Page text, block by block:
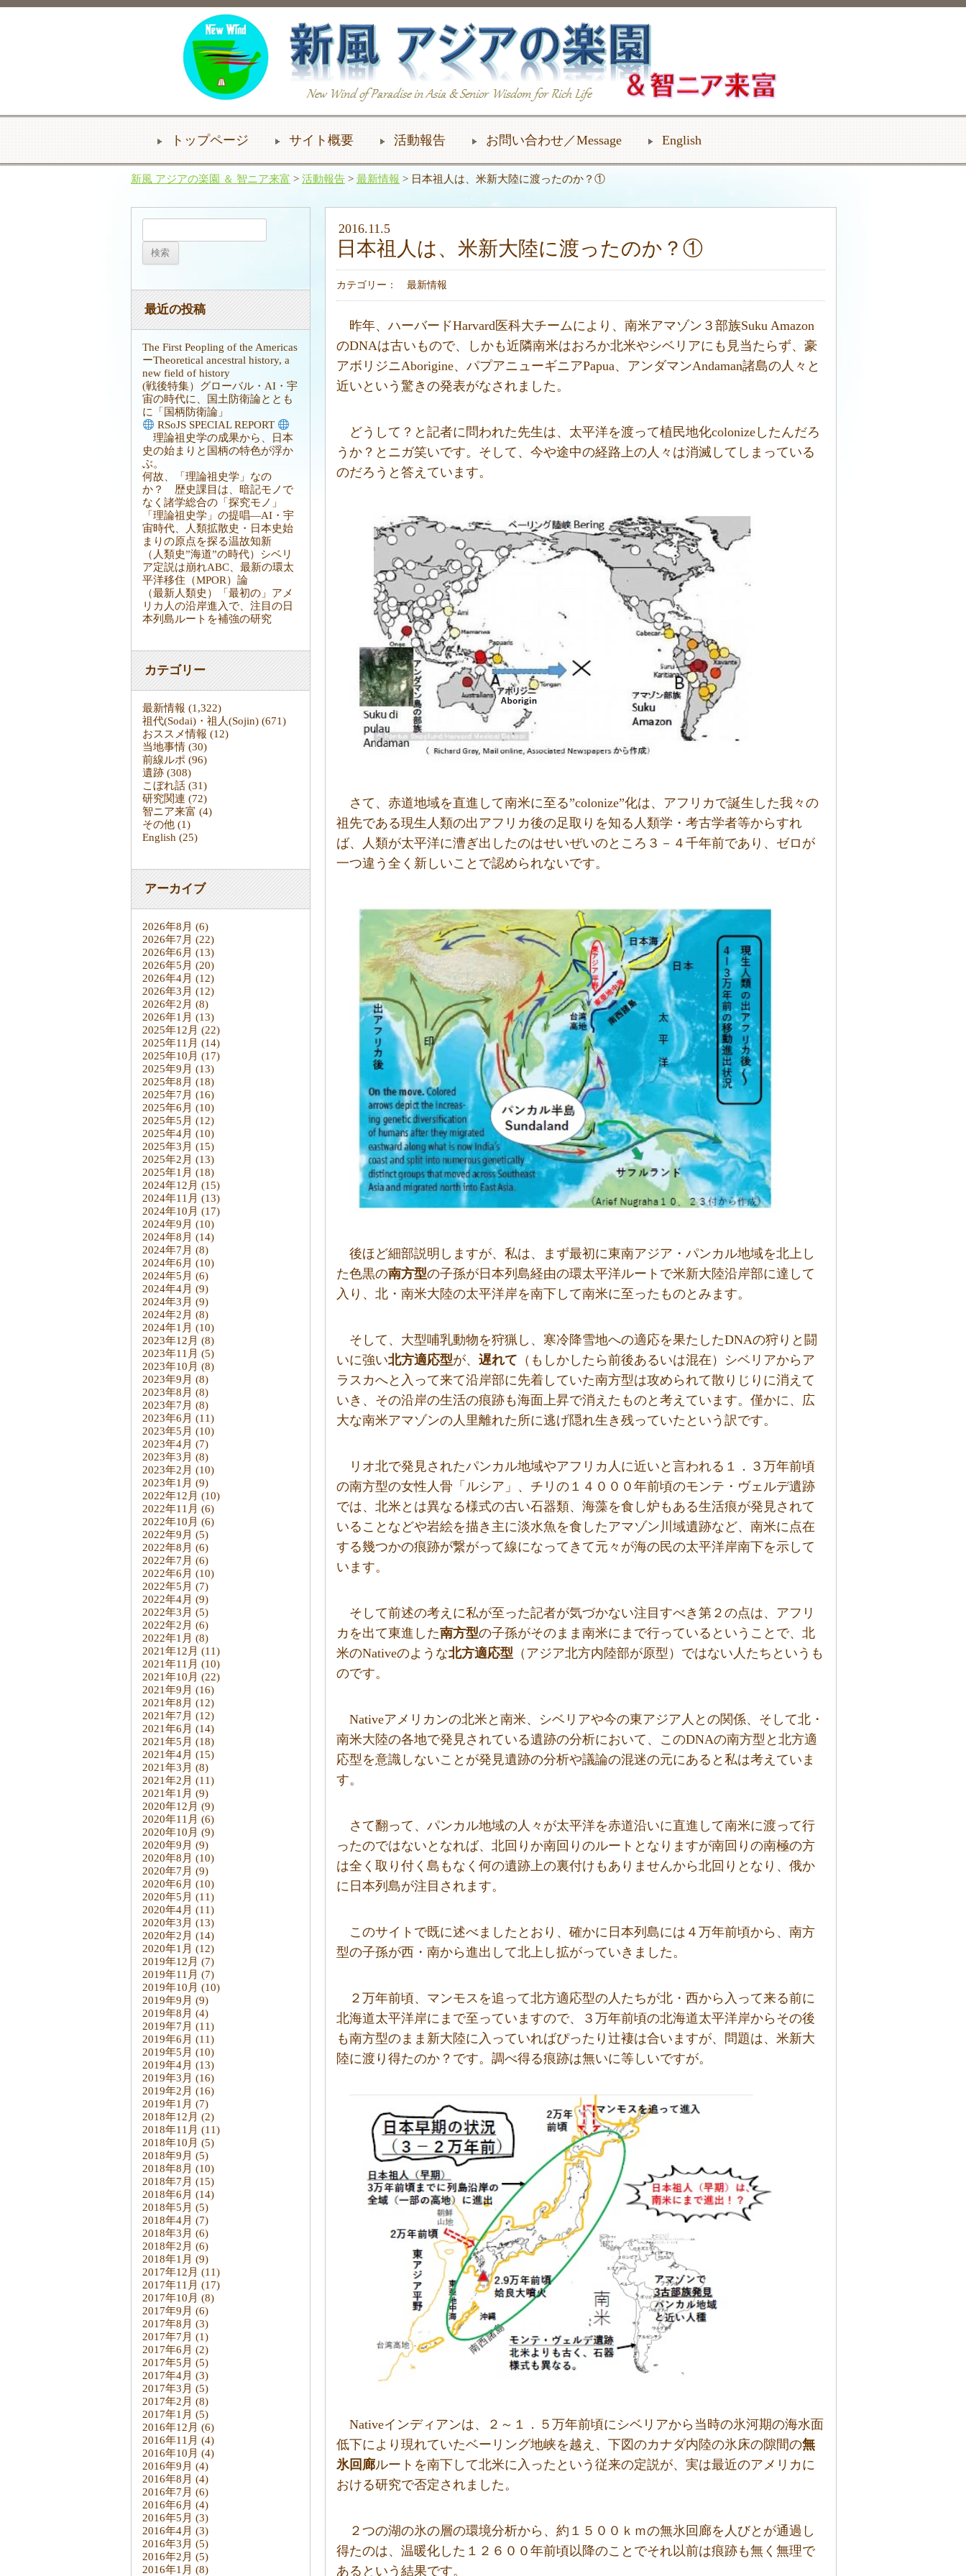
トップページ サイト概要 活動報告 お問い合わせ／Message English
新風 アジアの楽園 ＆ 智ニア来富 > 活動報告 > 最新情報 > 日本祖人は、米新大陸に渡ったのか？①
最近の投稿
The First Peopling of the Americas
ーTheoretical ancestral history, a
new field of history
(戦後特集）グローバル・AI・宇
宙の時代に、国土防衛論ととも
に「国柄防衛論」
RSoJS SPECIAL REPORT
理論祖史学の成果から、日本
史の始まりと国柄の特色が浮か
ぶ。
何故、「理論祖史学」なの
か？ 歴史課目は、暗記モノで
なく諸学総合の「探究モノ」
「理論祖史学」の提唱―AI・宇
宙時代、人類拡散史・日本史始
まりの原点を探る温故知新
（人類史”海道”の時代）シベリ
ア定説は崩れABC、最新の環太
平洋移住（MPOR）論
（最新人類史）「最初の」アメ
リカ人の沿岸進入で、注目の日
本列島ルートを補強の研究
カテゴリー
最新情報 (1,322)
祖代(Sodai)・祖人(Sojin) (671)
おススメ情報 (12)
当地事情 (30)
前線ルポ (96)
遺跡 (308)
こぼれ話 (31)
研究関連 (72)
智ニア来富 (4)
その他 (1)
English (25)
アーカイブ
2026年8月 (6)
2026年7月 (22)
2026年6月 (13)
2026年5月 (20)
2026年4月 (12)
2026年3月 (12)
2026年2月 (8)
2026年1月 (13)
2025年12月 (22)
2025年11月 (14)
2025年10月 (17)
2025年9月 (13)
2025年8月 (18)
2025年7月 (16)
2025年6月 (10)
2025年5月 (12)
2025年4月 (10)
2025年3月 (15)
2025年2月 (13)
2025年1月 (18)
2024年12月 (15)
2024年11月 (13)
2024年10月 (17)
2024年9月 (10)
2024年8月 (14)
2024年7月 (8)
2024年6月 (10)
2024年5月 (6)
2024年4月 (9)
2024年3月 (9)
2024年2月 (8)
2024年1月 (10)
2023年12月 (8)
2023年11月 (5)
2023年10月 (8)
2023年9月 (8)
2023年8月 (8)
2023年7月 (8)
2023年6月 (11)
2023年5月 (10)
2023年4月 (7)
2023年3月 (8)
2023年2月 (10)
2023年1月 (9)
2022年12月 (10)
2022年11月 (6)
2022年10月 (6)
2022年9月 (5)
2022年8月 (6)
2022年7月 (6)
2022年6月 (10)
2022年5月 (7)
2022年4月 (9)
2022年3月 (5)
2022年2月 (6)
2022年1月 (8)
2021年12月 (11)
2021年11月 (10)
2021年10月 (22)
2021年9月 (16)
2021年8月 (12)
2021年7月 (12)
2021年6月 (14)
2021年5月 (18)
2021年4月 (15)
2021年3月 (8)
2021年2月 (11)
2021年1月 (9)
2020年12月 (9)
2020年11月 (6)
2020年10月 (9)
2020年9月 (9)
2020年8月 (10)
2020年7月 (9)
2020年6月 (10)
2020年5月 (11)
2020年4月 (11)
2020年3月 (13)
2020年2月 (14)
2020年1月 (12)
2019年12月 (7)
2019年11月 (7)
2019年10月 (10)
2019年9月 (9)
2019年8月 (4)
2019年7月 (11)
2019年6月 (11)
2019年5月 (10)
2019年4月 (13)
2019年3月 (16)
2019年2月 (16)
2019年1月 (7)
2018年12月 (2)
2018年11月 (11)
2018年10月 (5)
2018年9月 (5)
2018年8月 (10)
2018年7月 (15)
2018年6月 (14)
2018年5月 (5)
2018年4月 (7)
2018年3月 (6)
2018年2月 (6)
2018年1月 (9)
2017年12月 (11)
2017年11月 (17)
2017年10月 (8)
2017年9月 (6)
2017年8月 (3)
2017年7月 (1)
2017年6月 (2)
2017年5月 (5)
2017年4月 (3)
2017年3月 (5)
2017年2月 (8)
2017年1月 (5)
2016年12月 (6)
2016年11月 (4)
2016年10月 (4)
2016年9月 (4)
2016年8月 (4)
2016年7月 (6)
2016年6月 (4)
2016年5月 (3)
2016年4月 (3)
2016年3月 (5)
2016年2月 (5)
2016年1月 (8)
2016.11.5
日本祖人は、米新大陸に渡ったのか？①
カテゴリー： 最新情報
昨年、ハーバードHarvard医科大チームにより、南米アマゾン３部族Suku Amazon
のDNAは古いもので、しかも近隣南米はおろか北米やシベリアにも見当たらず、豪
アボリジニAborigine、パプアニューギニアPapua、アンダマンAndaman諸島の人々と
近いという驚きの発表がなされました。
どうして？と記者に問われた先生は、太平洋を渡って植民地化colonizeしたんだろ
うか？とニガ笑いです。そして、今や途中の経路上の人々は消滅してしまっている
のだろうと答えています。
さて、赤道地域を直進して南米に至る”colonize”化は、アフリカで誕生した我々の
祖先である現生人類の出アフリカ後の足取りを知る人類学・考古学者等からすれ
ば、人類が太平洋に漕ぎ出したのはせいぜいのところ３－４千年前であり、ゼロが
一つ違う全く新しいことで認められないです。
後ほど細部説明しますが、私は、まず最初に東南アジア・パンカル地域を北上し
た色黒の南方型の子孫が日本列島経由の環太平洋ルートで米新大陸沿岸部に達して
入り、北・南米大陸の太平洋岸を南下して南米に至ったものとみます。
そして、大型哺乳動物を狩猟し、寒冷降雪地への適応を果たしたDNAの狩りと闘
いに強い北方適応型が、 遅れて （もしかしたら前後あるいは混在）シベリアからア
ラスカへと入って来て沿岸部に先着していた南方型は攻められて散りじりに消えて
いき、その沿岸の生活の痕跡も海面上昇で消えたものと考えています。僅かに、広
大な南米アマゾンの人里離れた所に逃げ隠れ生き残っていたという訳です。
リオ北で発見されたパンカル地域やアフリカ人に近いと言われる１．３万年前頃
の南方型の女性人骨「ルシア」、チリの１４０００年前頃のモンテ・ヴェルデ遺跡
では、北米とは異なる様式の古い石器類、海藻を食し炉もある生活痕が発見されて
いることなどや岩絵を描き主に淡水魚を食したアマゾン川域遺跡など、南米に点在
する幾つかの痕跡が繋がって線になってきて元々が海の民の太平洋岸南下を示して
います。
そして前述の考えに私が至った記者が気づかない注目すべき第２の点は、アフリ
カを出て東進した南方型の子孫がそのまま南米にまで行っているということで、北
米のNativeのような北方適応型 （アジア北方内陸部が原型）ではない人たちというも
のです。
Nativeアメリカンの北米と南米、シベリアや今の東アジア人との関係、そして北・
南米大陸の各地で発見されている遺跡の分析において、このDNAの南方型と北方適
応型を意識しないことが発見遺跡の分析や議論の混迷の元にあると私は考えていま
す。
さて翻って、パンカル地域の人々が太平洋を赤道沿いに直進して南米に渡って行
ったのではないとなれば、北回りか南回りのルートとなりますが南回りの南極の方
は全く取り付く島もなく何の遺跡上の裏付けもありませんから北回りとなり、俄か
に日本列島が注目されます。
このサイトで既に述べましたとおり、確かに日本列島には４万年前頃から、南方
型の子孫が西・南から進出して北上し拡がっていきました。
２万年前頃、マンモスを追って北方適応型の人たちが北・西から入って来る前に
北海道太平洋岸にまで至っていますので、３万年前頃の北海道太平洋岸からその後
も南方型のまま新大陸に入っていればぴったり辻褄は合いますが、問題は、米新大
陸に渡り得たのか？です。調べ得る痕跡は無いに等しいですが。
Nativeインディアンは、２～１．５万年前頃にシベリアから当時の氷河期の海水面
低下により現れていたベーリング地峡を越え、下図のカナダ内陸の氷床の隙間の無
氷回廊ルートを南下して北米に入ったという従来の定説が、実は最近のアメリカに
おける研究で否定されました。
２つの湖の氷の層の環境分析から、約１５００ｋｍの無氷回廊を人びとが通過し
得たのは、温暖化した１２６００年前頃以降のことでそれ以前は痕跡も無く無理で
あるという結果です。